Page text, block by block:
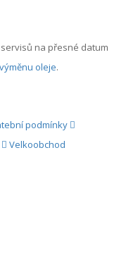
na přesné datum
výměnu oleje.
podmínky
Velkoobchod